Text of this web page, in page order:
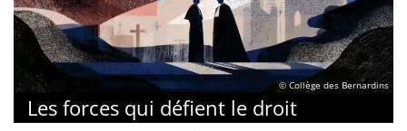
© Collège des Bernardins
Les forces qui défient le droit